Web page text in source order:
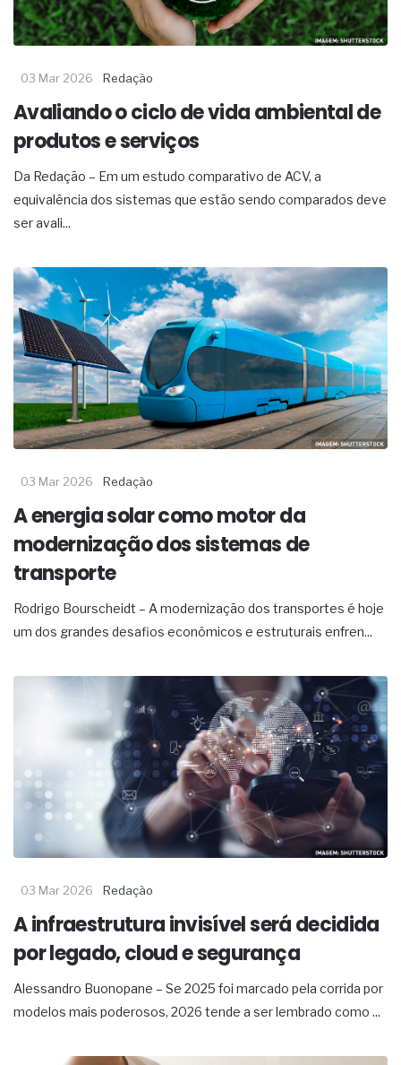
03 Mar 2026 Redação
Avaliando o ciclo de vida ambiental de
produtos e serviços
Da Redação – Em um estudo comparativo de ACV, a
equivalência dos sistemas que estão sendo comparados deve
ser avali...
03 Mar 2026 Redação
A energia solar como motor da
modernização dos sistemas de
transporte
Rodrigo Bourscheidt – A modernização dos transportes é hoje
um dos grandes desafios econômicos e estruturais enfren...
03 Mar 2026 Redação
A infraestrutura invisível será decidida
por legado, cloud e segurança
Alessandro Buonopane – Se 2025 foi marcado pela corrida por
modelos mais poderosos, 2026 tende a ser lembrado como ...